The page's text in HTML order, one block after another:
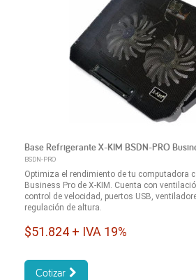
Base Refrigerante X-KIM BSDN-PRO
BSDN-PRO
Optimiza el rendimiento de tu computadora
Business Pro de X-KIM. Cuenta con
control de velocidad, puertos USB,
regulación de altura.
$51.824 + IVA 19%
Cotizar